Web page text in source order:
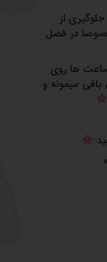
از
در فصل
ها روی
میمونه و